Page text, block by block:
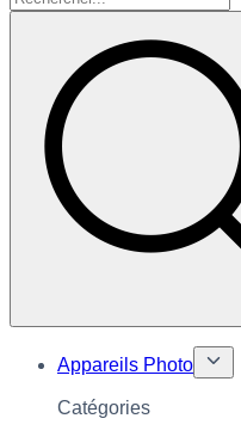
Appareils Photo
Catégories